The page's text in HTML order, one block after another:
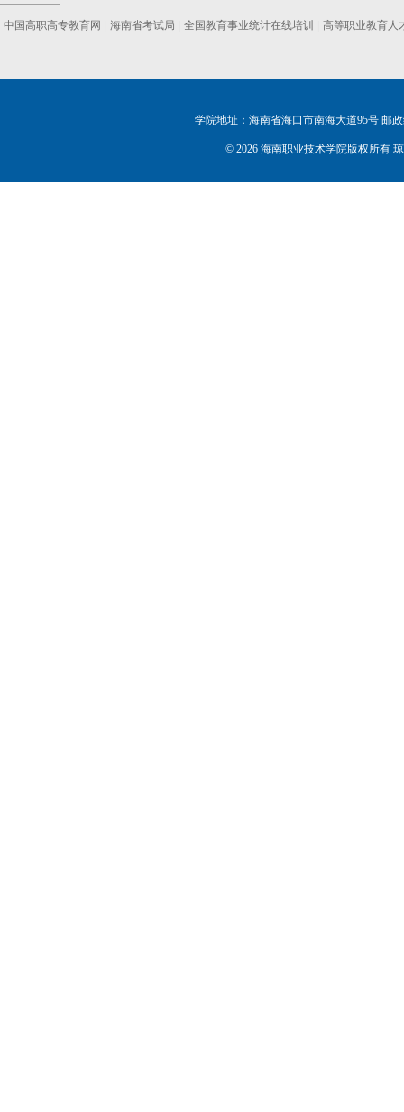
中国高职高专教育网 海南省考试局 全国教育事业统计在线培训 高等职业教育人
学院地址：海南省海口市南海大道95号 邮政
© 2026 海南职业技术学院版权所有